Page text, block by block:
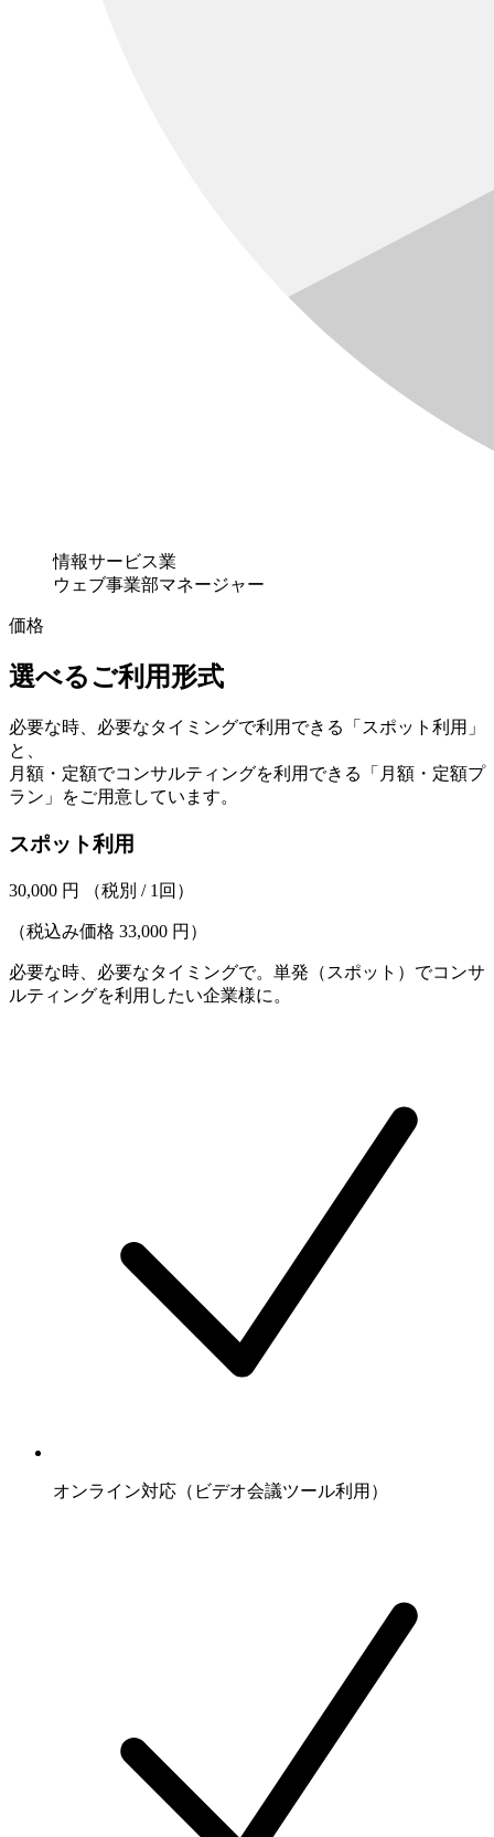
情報サービス業
ウェブ事業部マネージャー
価格
選べるご利用形式
必要な時、必要なタイミングで利用できる「スポット利用」
と、
月額・定額でコンサルティングを利用できる「月額・定額プ
ラン」をご用意しています。
スポット利用
30,000 円 （税別 / 1回）
（税込み価格 33,000 円）
必要な時、必要なタイミングで。単発（スポット）でコンサ
ルティングを利用したい企業様に。
オンライン対応（ビデオ会議ツール利用）